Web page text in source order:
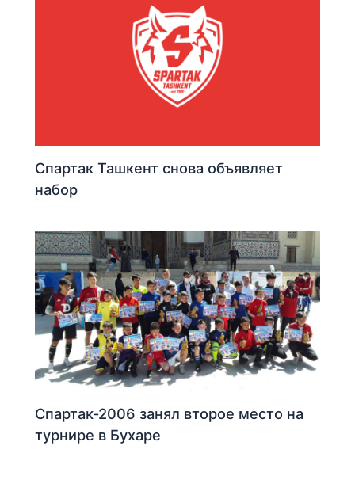
Спартак Ташкент снова объявляет
набор
Спартак-2006 занял второе место на
турнире в Бухаре